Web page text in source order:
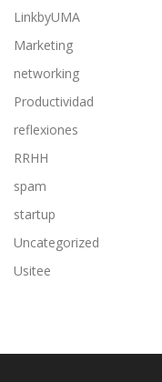
LinkbyUMA
Marketing
networking
Productividad
reflexiones
RRHH
spam
startup
Uncategorized
Usitee